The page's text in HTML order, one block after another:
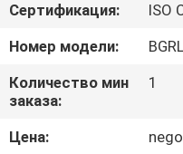
ФАБРИКИ
ПРОВЕРКА
КАЧЕСТВА
Сертификация:
ISO
Номер модели:
Количество мин
заказа:
1
Цена: